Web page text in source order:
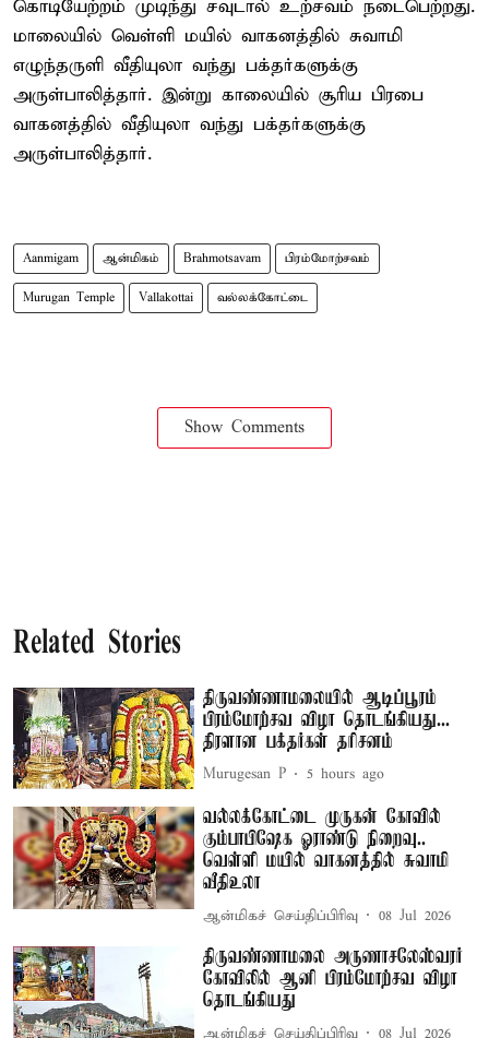
கொடியேற்றம் முடிந்து சவுடால் உற்சவம் நடைபெற்றது.
மாலையில் வெள்ளி மயில் வாகனத்தில் சுவாமி
எழுந்தருளி வீதியுலா வந்து பக்தர்களுக்கு
அருள்பாலித்தார். இன்று காலையில் சூரிய பிரபை
வாகனத்தில் வீதியுலா வந்து பக்தர்களுக்கு
அருள்பாலித்தார்.
Aanmigam ஆன்மிகம் Brahmotsavam பிரம்மோற்சவம்
Murugan Temple Vallakottai வல்லக்கோட்டை
Show Comments
Related Stories
திருவண்ணாமலையில் ஆடிப்பூரம்
பிரம்மோற்சவ விழா தொடங்கியது...
திரளான பக்தர்கள் தரிசனம்
Murugesan P 5 hours ago
வல்லக்கோட்டை முருகன் கோவில்
கும்பாபிஷேக ஓராண்டு நிறைவு..
வெள்ளி மயில் வாகனத்தில் சுவாமி
வீதிஉலா
ஆன்மிகச் செய்திப்பிரிவு 08 Jul 2026
திருவண்ணாமலை அருணாசலேஸ்வரர்
கோவிலில் ஆனி பிரம்மோற்சவ விழா
தொடங்கியது
ஆன்மிகச் செய்திப்பிரிவு 08 Jul 2026